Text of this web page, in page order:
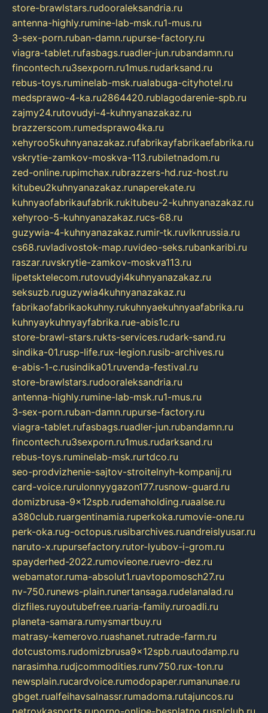
store-brawlstars.rudooraleksandria.ru
antenna-highly.rumine-lab-msk.ru1-mus.ru
3-sex-porn.ruban-damn.rupurse-factory.ru
viagra-tablet.rufasbags.ruadler-jun.rubandamn.ru
fincontech.ru3sexporn.ru1mus.rudarksand.ru
rebus-toys.ruminelab-msk.rualabuga-cityhotel.ru
medsprawo-4-ka.ru2864420.rublagodarenie-spb.ru
zajmy24.rutovudyi-4-kuhnyanazakaz.ru
brazzerscom.rumedsprawo4ka.ru
xehyroo5kuhnyanazakaz.rufabrikayfabrikaefabrika.ru
vskrytie-zamkov-moskva-113.rubiletnadom.ru
zed-online.rupimchax.rubrazzers-hd.ruz-host.ru
kitubeu2kuhnyanazakaz.runaperekate.ru
kuhnyaofabrikaufabrik.rukitubeu-2-kuhnyanazakaz.ru
xehyroo-5-kuhnyanazakaz.rucs-68.ru
guzywia-4-kuhnyanazakaz.rumir-tk.ruvlknrussia.ru
cs68.ruvladivostok-map.ruvideo-seks.rubankaribi.ru
raszar.ruvskrytie-zamkov-moskva113.ru
lipetsktelecom.rutovudyi4kuhnyanazakaz.ru
seksuzb.ruguzywia4kuhnyanazakaz.ru
fabrikaofabrikaokuhny.rukuhnyaekuhnyaafabrika.ru
kuhnyaykuhnyayfabrika.rue-abis1c.ru
store-brawl-stars.rukts-services.rudark-sand.ru
sindika-01.rusp-life.rux-legion.rusib-archives.ru
e-abis-1-c.rusindika01.ruvenda-festival.ru
store-brawlstars.rudooraleksandria.ru
antenna-highly.rumine-lab-msk.ru1-mus.ru
3-sex-porn.ruban-damn.rupurse-factory.ru
viagra-tablet.rufasbags.ruadler-jun.rubandamn.ru
fincontech.ru3sexporn.ru1mus.rudarksand.ru
rebus-toys.ruminelab-msk.rurtdco.ru
seo-prodvizhenie-sajtov-stroitelnyh-kompanij.ru
card-voice.rurulonnyygazon177.rusnow-guard.ru
domizbrusa-9x12spb.rudemaholding.ruaalse.ru
a380club.ruargentinamia.ruperkoka.rumovie-one.ru
perk-oka.rug-octopus.rusibarchives.ruandreislyusar.ru
naruto-x.rupursefactory.rutor-lyubov-i-grom.ru
spayderhed-2022.rumovieone.ruevro-dez.ru
webamator.ruma-absolut1.ruavtopomosch27.ru
nv-750.runews-plain.runertansaga.rudelanalad.ru
dizfiles.ruyoutubefree.ruaria-family.ruroadli.ru
planeta-samara.rumysmartbuy.ru
matrasy-kemerovo.ruashanet.rutrade-farm.ru
dotcustoms.rudomizbrusa9x12spb.ruautodamp.ru
narasimha.rudjcommodities.runv750.rux-ton.ru
newsplain.rucardvoice.rumodopaper.rumanunae.ru
gbget.rualfeihavsalnassr.rumadoma.rutajuncos.ru